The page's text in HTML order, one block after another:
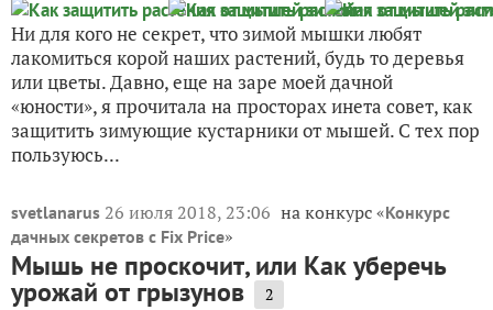
Ни для кого не секрет, что зимой мышки любят
лакомиться корой наших растений, будь то деревья
или цветы. Давно, еще на заре моей дачной
«юности», я прочитала на просторах инета совет, как
защитить зимующие кустарники от мышей. С тех пор
пользуюсь...
svetlanarus 26 июля 2018, 23:06 на конкурс «Конкурс
дачных секретов с Fix Price»
Мышь не проскочит, или Как уберечь
урожай от грызунов 2